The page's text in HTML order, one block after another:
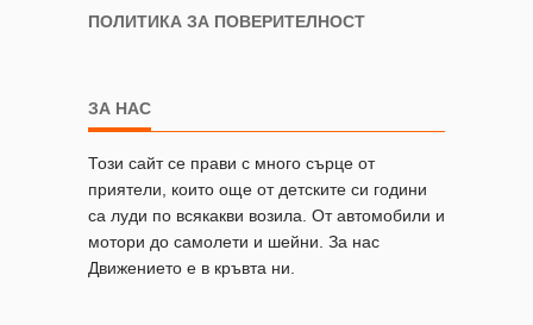
ПОЛИТИКА ЗА ПОВЕРИТЕЛНОСТ
ЗА НАС
Този сайт се прави с много сърце от
приятели, които още от детските си години
са луди по всякакви возила. От автомобили и
мотори до самолети и шейни. За нас
Движението е в кръвта ни.